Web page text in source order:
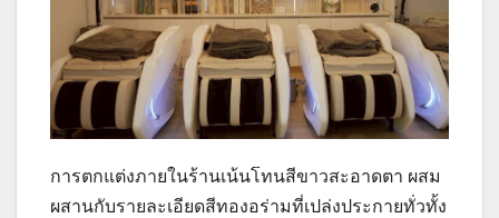
การตกแต่งภายในร้านเน้นโทนสีขาวสะอาดตา ผสม
ผสานกับรายละเอียดสีทองอร่ามที่เปล่งประกายทั่วทั้ง